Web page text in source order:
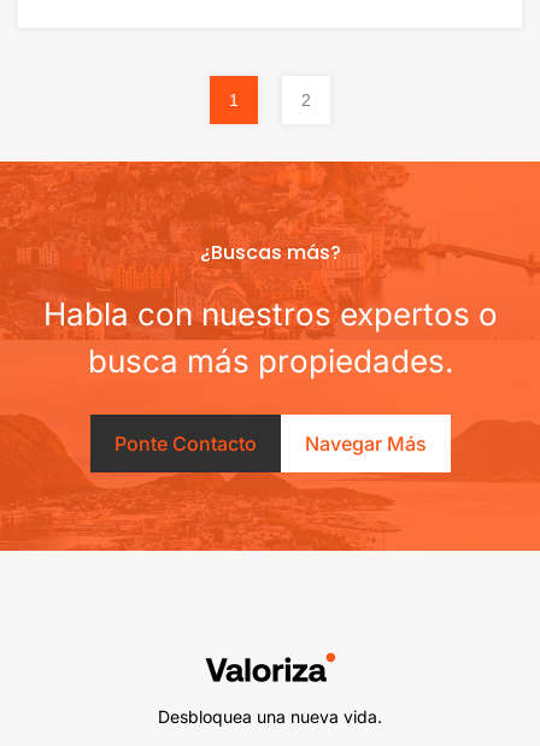
1 2
¿Buscas más?
Habla con nuestros expertos o
busca más propiedades.
Ponte Contacto Navegar Más
Desbloquea una nueva vida.